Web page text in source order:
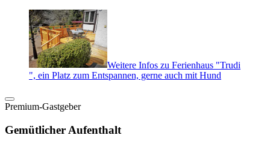
Weitere Infos zu Ferienhaus "Trudi
", ein Platz zum Entspannen, gerne auch mit Hund
Premium-Gastgeber
Gemütlicher Aufenthalt